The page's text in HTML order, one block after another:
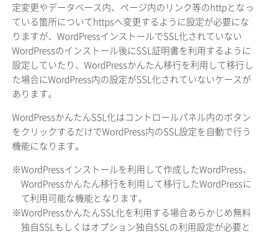
定変更やデータベース内、ページ内のリンク等のhttpとなっ
ている箇所についてhttpsへ変更するように設定が必要にな
りますが、WordPressインストールでSSL化されていない
WordPressのインストール後にSSL証明書を利用するように
設定していたり、WordPressかんたん移行を利用して移行し
た場合にWordPress内の設定がSSL化されていないケースが
あります。
WordPressかんたんSSL化はコントロールパネル内のボタン
をクリックするだけでWordPress内のSSL設定を自動で行う
機能になります。
※WordPressインストールを利用して作成したWordPress、
WordPressかんたん移行を利用して移行したWordPressに
て利用可能な機能となります。
※WordPressかんたんSSL化を利用する場合あらかじめ無料
独自SSLもしくはオプション独自SSLの利用設定が必要と